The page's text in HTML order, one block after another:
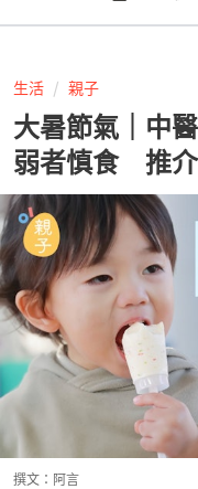
生活 親子
大暑節氣｜中
弱者慎食 推
撰文： 阿言